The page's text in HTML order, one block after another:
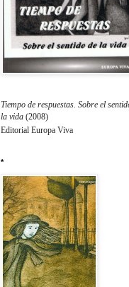
Tiempo de respuestas. Sobre el
la vida (2008)
Editorial Europa Viva
*